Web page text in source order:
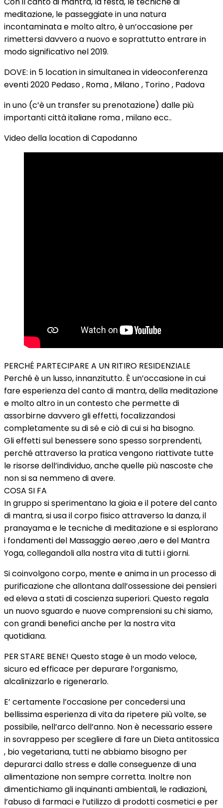
meditazione, le passeggiate in una natura
incontaminata e molto altro, è un’occasione per
rimettersi davvero a nuovo e soprattutto entrare in
modo significativo nel 2019.
DOVE: in 5 location in simultanea in videoconferenza
eventi 2020 Pedaso , Roma , Milano , Torino , Padova
in uno (c’è un transfer su prenotazione) dalle più
importanti città italiane roma , milano ecc..
Video della location di Capodanno
PERCHÉ PARTECIPARE A UN RITIRO RESIDENZIALE
Perché è un lusso, innanzitutto. È un’occasione in cui
fare esperienza del canto di mantra, della meditazione
e molto altro in un contesto che permette di
assorbirne davvero gli effetti, focalizzandosi
completamente su di sé e ciò di cui si ha bisogno.
Gli effetti sul benessere sono spesso sorprendenti,
perché attraverso la pratica vengono riattivate tutte
le risorse dell’individuo, anche quelle più nascoste che
non si sa nemmeno di avere.
COSA SI FA
In gruppo si sperimentano la gioia e il potere del canto
di mantra, si usa il corpo fisico attraverso la danza, il
pranayama e le tecniche di meditazione e si esplorano
i fondamenti del Massaggio aereo ,aero e del Mantra
Yoga, collegandoli alla nostra vita di tutti i giorni.
Si coinvolgono corpo, mente e anima in un processo di
purificazione che allontana dall’ossessione dei pensieri
ed eleva a stati di coscienza superiori. Questo regala
un nuovo sguardo e nuove comprensioni su chi siamo,
con grandi benefici anche per la nostra vita
quotidiana.
PER STARE BENE! Questo stage è un modo veloce,
sicuro ed efficace per depurare l’organismo,
alcalinizzarlo e rigenerarlo.
E’ certamente l’occasione per concedersi una
bellissima esperienza di vita da ripetere più volte, se
possibile, nell’arco dell’anno. Non è necessario essere
in sovrappeso per scegliere di fare un Dieta antitossica
, bio vegetariana, tutti ne abbiamo bisogno per
depurarci dallo stress e dalle conseguenze di una
alimentazione non sempre corretta. Inoltre non
dimentichiamo gli inquinanti ambientali, le radiazioni,
l’abuso di farmaci e l’utilizzo di prodotti cosmetici e per